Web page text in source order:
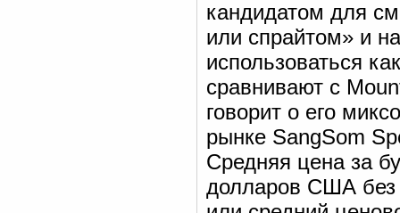
кандидатом для
или спрайтом» и
использоваться
сравнивают с
говорит о его
рынке SangSom
Средняя цена за
долларов США без